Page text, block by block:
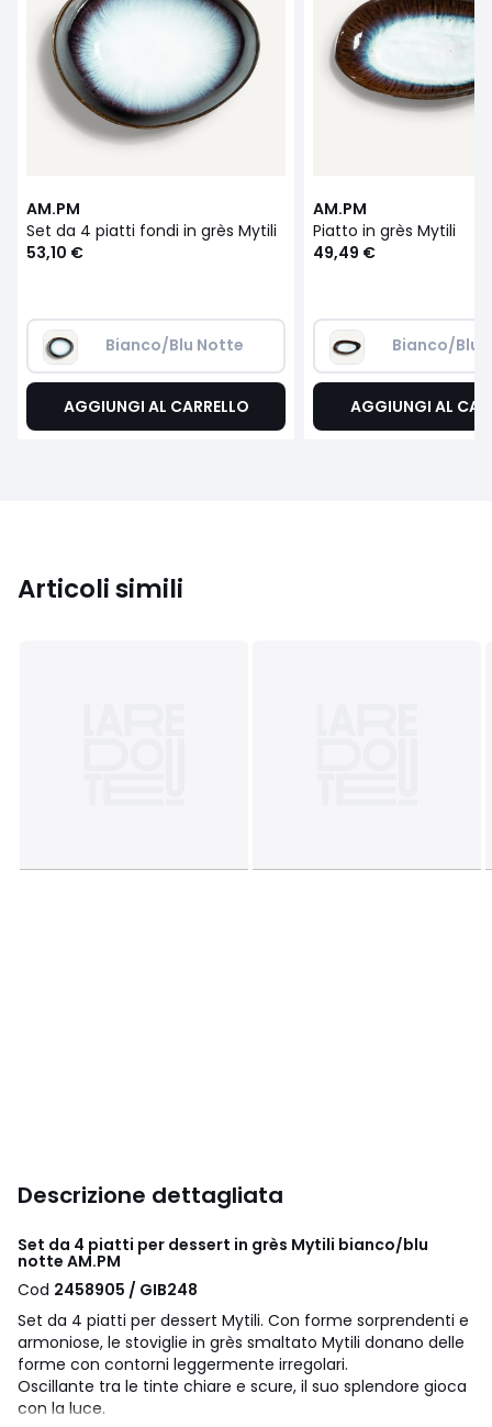
AM.PM
Set da 4 piatti fondi in grès Mytili
53,10 €
Bianco/Blu Notte
AGGIUNGI AL CARRELLO
AM.PM
Piatto in grès Mytili
49,49 €
Bianco/Blu
AGGIUNGI AL
Articoli simili
Descrizione dettagliata
Set da 4 piatti per dessert in grès Mytili bianco/blu
notte AM.PM
Cod 2458905 / GIB248
Set da 4 piatti per dessert Mytili. Con forme sorprendenti e
armoniose, le stoviglie in grès smaltato Mytili donano delle
forme con contorni leggermente irregolari.
Oscillante tra le tinte chiare e scure, il suo splendore gioca
con la luce.